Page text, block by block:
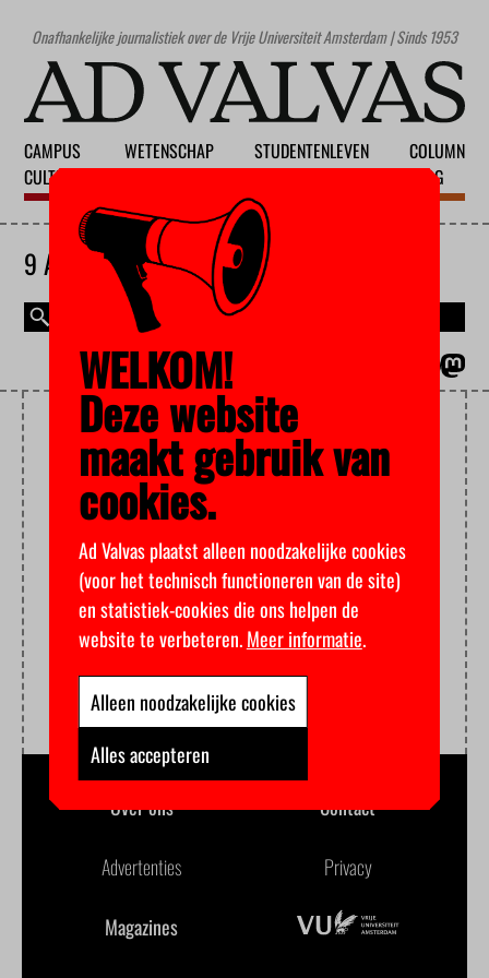
Onafhankelijke journalistiek over de Vrije Universiteit Amsterdam | Sinds 1953
CAMPUS
CULTUUR
WETENSCHAP
STUDENTENLEVEN
COLUMN
BLOG
9 AUGUSTUS 2026
BABS GONS
Over ons Contact
Advertenties Privacy
Magazines
WELKOM!
Deze website
maakt gebruik van
cookies.
Ad Valvas plaatst alleen noodzakelijke cookies
(voor het technisch functioneren van de site)
en statistiek-cookies die ons helpen de
website te verbeteren.Meer informatie.
Alleen noodzakelijke cookies
Alles accepteren